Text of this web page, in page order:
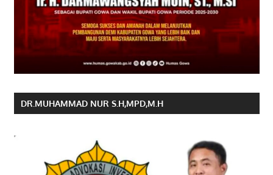
DR.MUHAMMAD NUR S.H,MPD,M.H